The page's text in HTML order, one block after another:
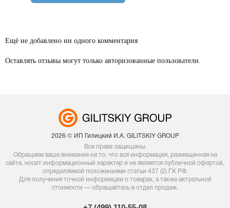
Ещё не добавлено ни одного комментария
Оставлять отзывы могут только авторизованные пользователи.
2026 © ИП Гилицкий И.А. GILITSKIY GROUP
Все права защищены.
Обращаем ваше внимание на то, что вся информация, размещенная на
сайте, носит информационный характер и не является публичной офертой,
определяемой положениями статьи 437 (2) ГК РФ.
Для получения точной информации о товарах, а также актуальной
стоимости — обращайтесь в отдел продаж.